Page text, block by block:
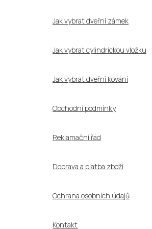
Jak vybrat dveřní zámek
Jak vybrat cylindrickou vložku
Jak vybrat dveřní kování
Obchodní podmínky
Reklamační řád
Doprava a platba zboží
Ochrana osobních údajů
Kontakt